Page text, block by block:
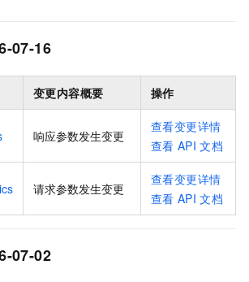
07-16
变更内容概要 操作
响应参数发生变更
查看变更详情
查看 API 文档
请求参数发生变更
查看变更详情
查看 API 文档
07-02